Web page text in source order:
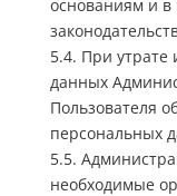
основаниям и в
5.4. При
данных
Пользователя
персональных
5.5.
необходимые